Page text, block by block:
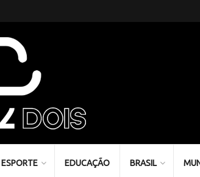
ESPORTE EDUCAÇÃO BRASIL